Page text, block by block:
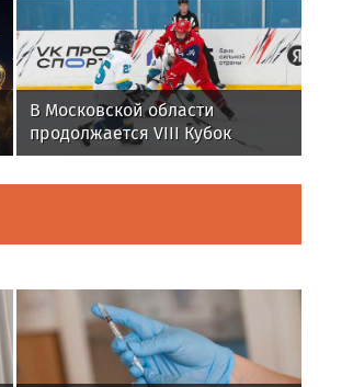
В Московской области
продолжается VIII Кубок
Александра Овечкина